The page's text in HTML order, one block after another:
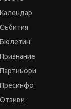
Календар
Събития
Бюлетин
Признание
Партньори
Пресинфо
Отзиви